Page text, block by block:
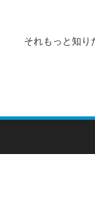
それもっと知り